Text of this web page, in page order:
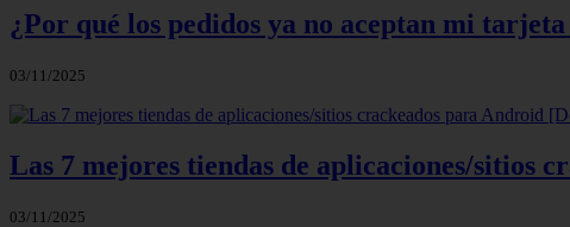
¿Por qué los pedidos ya no aceptan mi
03/11/2025
Las 7 mejores tiendas de aplicaciones/sitios
03/11/2025